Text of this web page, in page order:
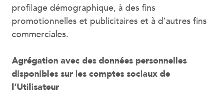
profilage démographique, à des fins
promotionnelles et publicitaires et à d’autres fins
commerciales.
Agrégation avec des données personnelles
disponibles sur les comptes sociaux de
l’Utilisateur